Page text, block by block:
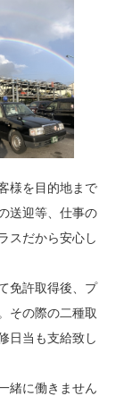
様を目的地まで
送迎等、仕事の
スだから安心し
免許取得後、プ
その際の二種取
日当も支給致し
緒に働きません